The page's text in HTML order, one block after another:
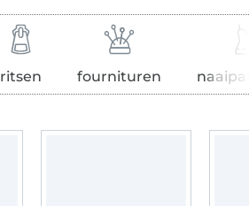
ritsen fournituren